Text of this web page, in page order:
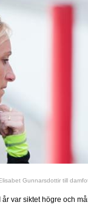
Gunnarsdottir till
var siktet högre och